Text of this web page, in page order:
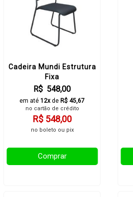
Cadeira Mundi Estrutura
Fixa
R$ 548,00
em até 12xde R$ 45,67
no cartão de crédito
R$ 548,00
no boleto ou pix
Comprar